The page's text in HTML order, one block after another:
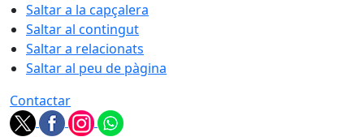
Saltar a la capçalera
Saltar al contingut
Saltar a relacionats
Saltar al peu de pàgina
Contactar